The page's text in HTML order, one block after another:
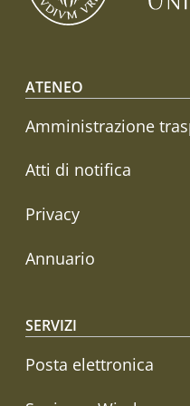
Footer
ATENEO
Amministrazione
Atti di notifica
Privacy
Annuario
SERVIZI
Posta elettronica